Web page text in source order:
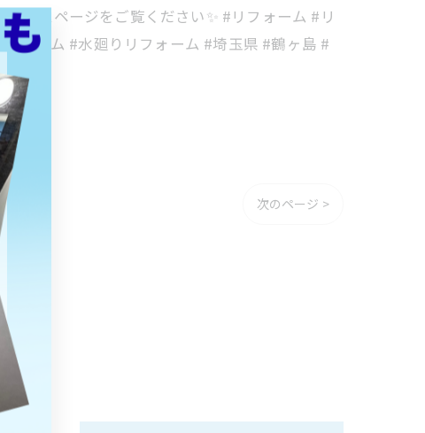
ムページをご覧ください✨ #リフォーム #リ
ォーム #水廻りリフォーム #埼玉県 #鶴ヶ島 #
次のページ >